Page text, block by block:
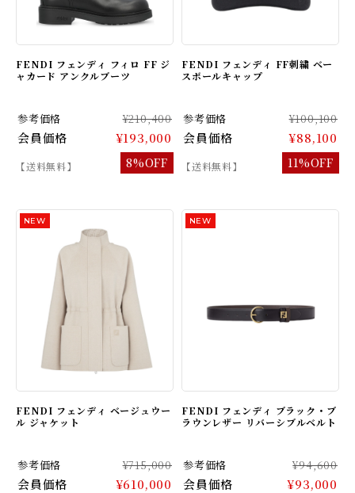
FENDI フェンディ フィロ FF ジ
ャカード アンクルブーツ
参考価格 ¥210,400
会員価格 ¥193,000
【送料無料】 8%OFF
FENDI フェンディ FF刺繍 ベー
スボールキャップ
参考価格 ¥100,100
会員価格 ¥88,100
【送料無料】 11%OFF
FENDI フェンディ ベージュウー
ル ジャケット
参考価格 ¥715,000
会員価格 ¥610,000
FENDI フェンディ ブラック・ブ
ラウンレザー リバーシブルベルト
参考価格 ¥94,600
会員価格 ¥93,000